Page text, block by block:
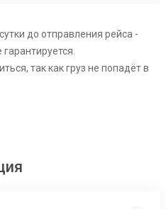
до отправления рейса -
так как груз не попадёт в